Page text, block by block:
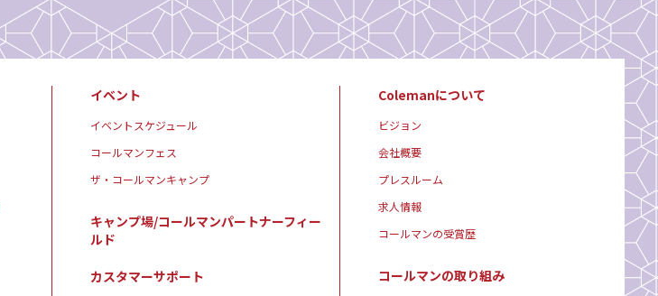
イベント
イベントスケジュール
コールマンフェス
ザ・コールマンキャンプ
キャンプ場/コールマンパートナーフィー
ルド
カスタマーサポート
Colemanについて
ビジョン
会社概要
プレスルーム
求人情報
コールマンの受賞歴
コールマンの取り組み